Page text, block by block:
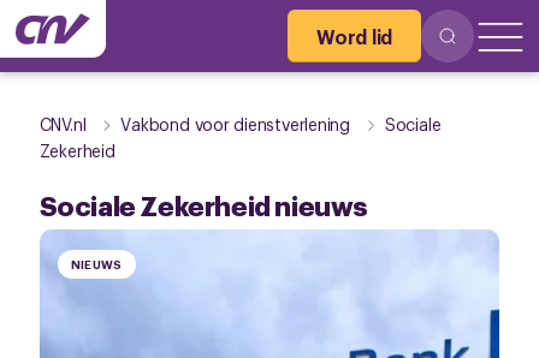
Word lid
CNV.nl Vakbond voor dienstverlening
Sociale
Zekerheid
Sociale Zekerheid nieuws
NIEUWS